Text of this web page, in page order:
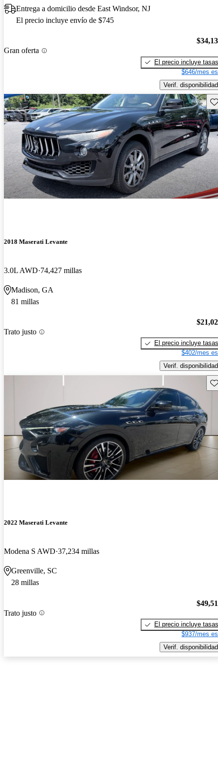
Entrega a domicilio desde East Windsor, NJ
El precio incluye envío de $745
Gran oferta
El precio incluye tasas
$646/mes
Verif. disponibilidad
2018 Maserati Levante
3.0L AWD 74,427 millas
Madison, GA
81 millas
Trato justo
El precio incluye tasas
$402/mes
Verif. disponibilidad
2022 Maserati Levante
Modena S AWD 37,234 millas
Greenville, SC
28 millas
Trato justo
El precio incluye tasas
$937/mes
Verif. disponibilidad